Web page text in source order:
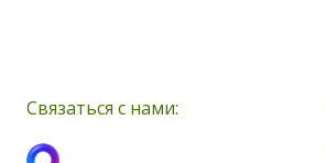
Связаться с нами: